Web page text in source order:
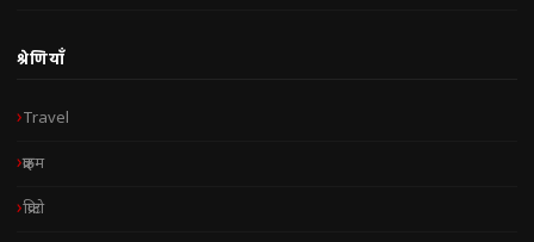
श्रेणियाँ
Travel
क्राइम
क्रिप्टो